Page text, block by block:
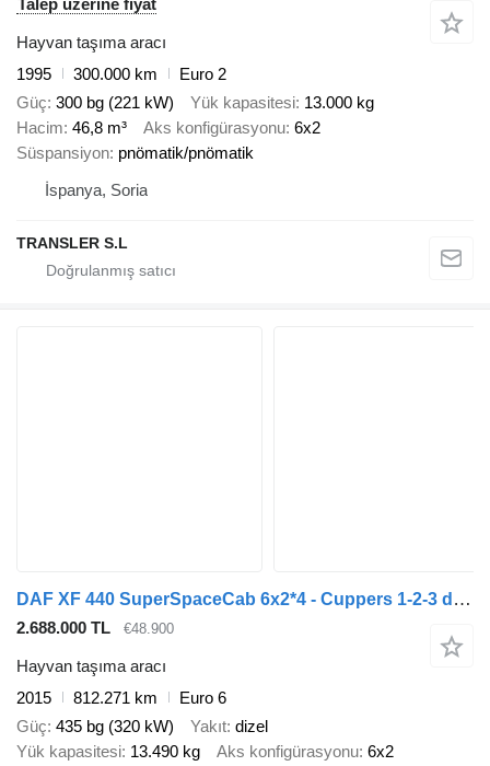
Hayvan taşıma aracı
1995
300.000 km
Euro 2
Güç 300 bg (221 kW) Yük kapasitesi 13.000 kg
Hacim 46,8 m³ Aks konfigürasyonu 6x2
Süspansiyon pnömatik/pnömatik
İspanya, Soria
TRANSLER S.L
DAF XF 440 SuperSpaceCab 6x2*4 - Cuppers 1-2-3 deck Livestock + Cupp + hayvan taşıma römorku
2.688.000 TL €48.900
Hayvan taşıma aracı
2015
812.271 km
Euro 6
Güç 435 bg (320 kW) Yakıt dizel
Yük kapasitesi 13.490 kg Aks konfigürasyonu 6x2